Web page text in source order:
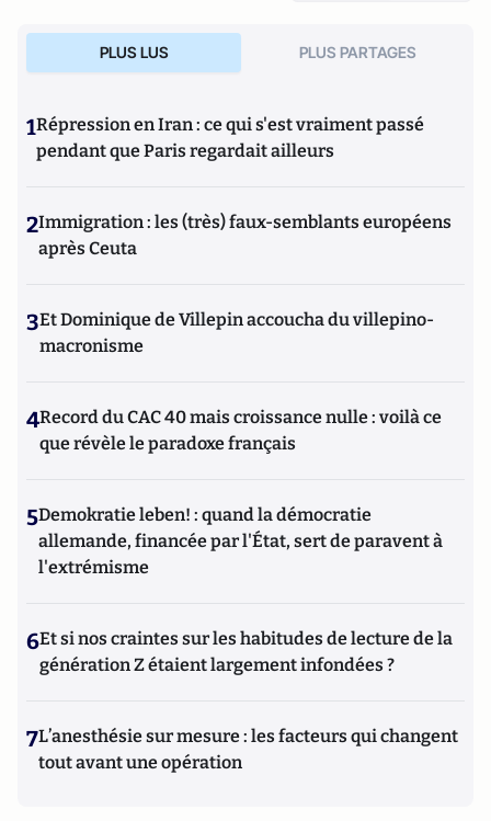
PLUS LUS PLUS PARTAGES
1Répression en Iran : ce qui s'est vraiment passé
pendant que Paris regardait ailleurs
2Immigration : les (très) faux-semblants européens
après Ceuta
3Et Dominique de Villepin accoucha du villepino-
macronisme
4Record du CAC 40 mais croissance nulle : voilà ce
que révèle le paradoxe français
5Demokratie leben! : quand la démocratie
allemande, financée par l'État, sert de paravent à
l'extrémisme
6Et si nos craintes sur les habitudes de lecture de la
génération Z étaient largement infondées ?
7L’anesthésie sur mesure : les facteurs qui changent
tout avant une opération